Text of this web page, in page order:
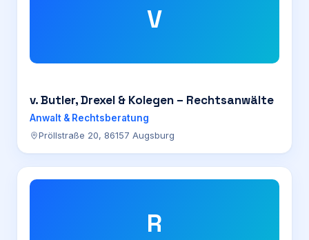
V
v. Butler, Drexel & Kolegen – Rechtsanwälte
Anwalt & Rechtsberatung
Pröllstraße 20, 86157 Augsburg
R